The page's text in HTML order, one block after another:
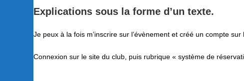
Explications sous la forme d’un texte.
Je peux à la fois m’inscrire sur l’évènement et créé un compte sur
Connexion sur le site du club, puis rubrique « système de